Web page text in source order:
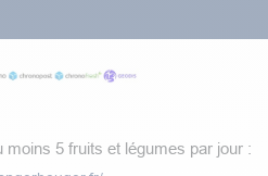
5 fruits et légumes par jour :